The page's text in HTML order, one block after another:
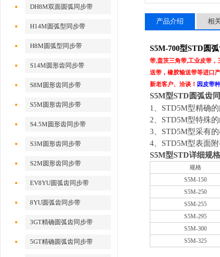
DH8M双面圆弧同步带
H14M圆弧型同步带
H8M圆弧型同步带
S14M圆形齿同步带
S8M圆形齿同步带
S5M圆形齿同步带
S4.5M圆形齿同步带
S3M圆形齿同步带
S2M圆形齿同步带
EV8YU圆弧齿同步带
8YU圆弧齿同步带
3GT精确圆弧齿同步带
5GT精确圆弧齿同步带
产品介绍 相
S5M-700型STD圆
带,盖茨三角带,工业皮带
送带，橡胶输送带等进口
新老客户、洽谈！ 因皮带
S5M型STD圆弧齿
1
、STD5M型精确
2 、STD5M型特殊
3 、STD5M型采有
4 、STD5M型表面
S5M型STD详细规
规格
S5M-150
S5M-250
S5M-255
S5M-295
S5M-300
S5M-325